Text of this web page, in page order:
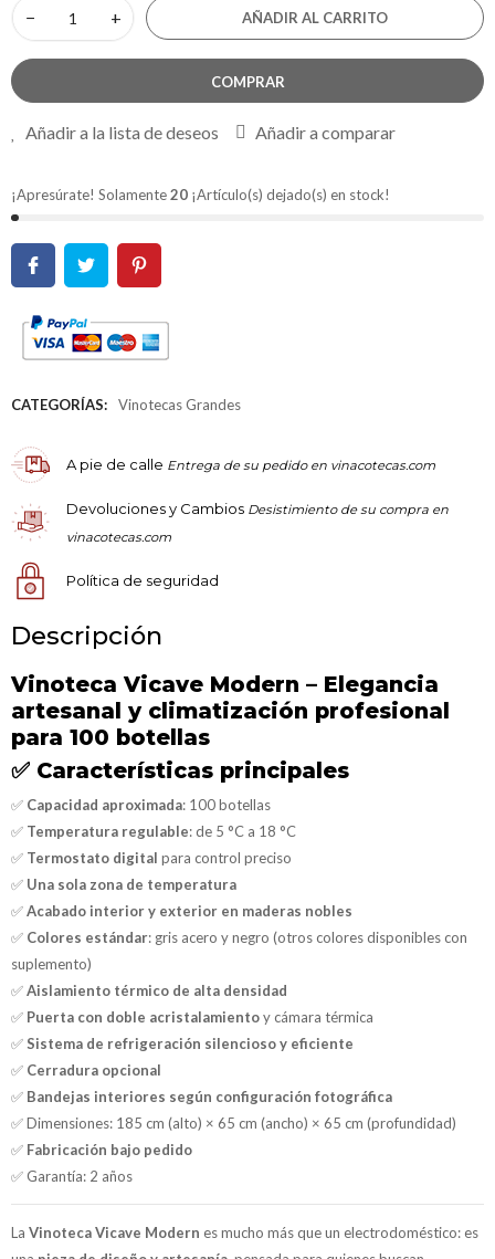
− + AÑADIR AL CARRITO
COMPRAR
Añadir a la lista de deseos Añadir a comparar
¡Apresúrate! Solamente20 ¡Artículo(s) dejado(s) en stock!
CATEGORÍAS: Vinotecas Grandes
A pie de calle Entrega de su pedido en vinacotecas.com
Devoluciones y Cambios Desistimiento de su compra en
vinacotecas.com
Política de seguridad
Descripción
Vinoteca Vicave Modern – Elegancia
artesanal y climatización profesional
para 100 botellas
✅ Características principales
✅ Capacidad aproximada: 100 botellas
✅ Temperatura regulable: de 5 °C a 18 °C
✅ Termostato digital para control preciso
✅ Una sola zona de temperatura
✅Acabado interior y exterior en maderas nobles
✅ Colores estándar: gris acero y negro (otros colores disponibles con
suplemento)
✅Aislamiento térmico de alta densidad
✅ Puerta con doble acristalamientoy cámara térmica
✅Sistema de refrigeración silencioso y eficiente
✅ Cerradura opcional
✅ Bandejas interiores según configuración fotográfica
✅ Dimensiones: 185 cm (alto) × 65 cm (ancho) × 65 cm (profundidad)
✅ Fabricación bajo pedido
✅ Garantía: 2 años
La Vinoteca Vicave Modern es mucho más que un electrodoméstico: es